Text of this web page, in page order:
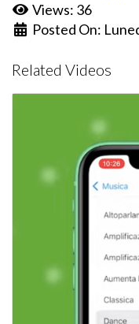
Views: 36
Posted On:
Related Videos